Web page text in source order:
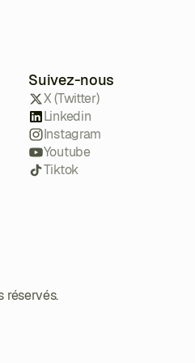
Suivez-nous
X (Twitter)
Linkedin
Instagram
Youtube
Tiktok
réservés.